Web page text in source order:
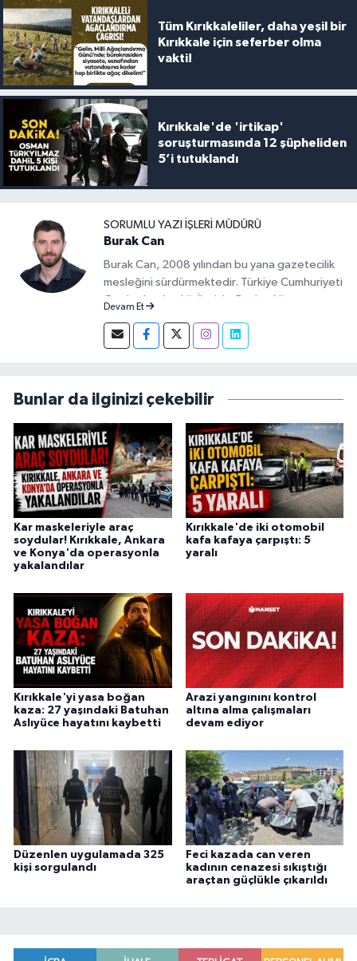
Tüm Kırıkkaleliler, daha yeşil bir
Kırıkkale için seferber olma
vakti!
Kırıkkale'de 'irtikap'
soruşturmasında 12 şüpheliden
5’i tutuklandı
SORUMLU YAZI İŞLERI MÜDÜRÜ
Burak Can
Burak Can, 2008 yılından bu yana gazetecilik
mesleğini sürdürmektedir. Türkiye Cumhuriyeti
Cumhurbaşkanlığı İletişim Başkanlığı
2026 yılları arasında Demirören Haber Ajansı
(DHA) Kırıkkale Muhabiri olarak görev yapan
olarak sürdürmektedir.
Devam Et
Bunlar da ilginizi çekebilir
Kar maskeleriyle araç
soydular! Kırıkkale, Ankara
ve Konya'da operasyonla
yakalandılar
Kırıkkale'de iki otomobil
kafa kafaya çarpıştı: 5
yaralı
Kırıkkale'yi yasa boğan
kaza: 27 yaşındaki Batuhan
Aslıyüce hayatını kaybetti
Arazi yangınını kontrol
altına alma çalışmaları
devam ediyor
Düzenlen uygulamada 325
kişi sorgulandı
Feci kazada can veren
kadının cenazesi sıkıştığı
araçtan güçlükle çıkarıldı